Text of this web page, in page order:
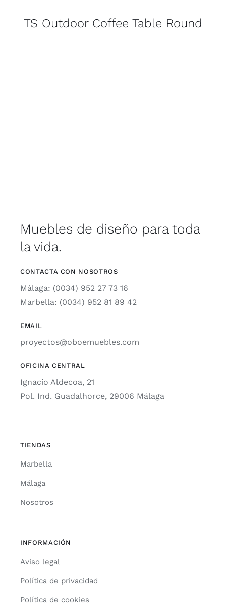
TS Outdoor Coffee Table Round
Muebles de diseño para toda
la vida.
CONTACTA CON NOSOTROS
Málaga: (0034) 952 27 73 16
Marbella: (0034) 952 81 89 42
EMAIL
proyectos@oboemuebles.com
OFICINA CENTRAL
Ignacio Aldecoa, 21
Pol. Ind. Guadalhorce, 29006 Málaga
TIENDAS
Marbella
Málaga
Nosotros
INFORMACIÓN
Aviso legal
Política de privacidad
Política de cookies